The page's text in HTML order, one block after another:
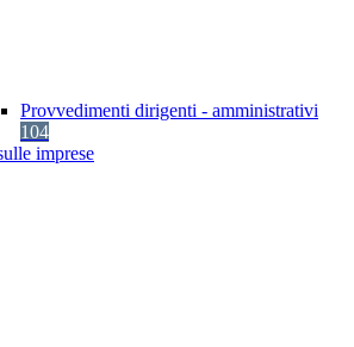
Provvedimenti dirigenti - amministrativi
104
imprese